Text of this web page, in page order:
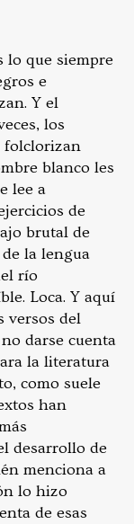
lo que siempre
e
Y el
los
folclorizan
blanco les
lee a
de
brutal de
la lengua
río
Loca. Y aquí
versos del
darse cuenta
la literatura
como suele
han
desarrollo de
menciona a
lo hizo
de esas